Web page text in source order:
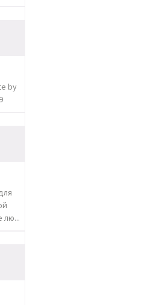
by
лю...